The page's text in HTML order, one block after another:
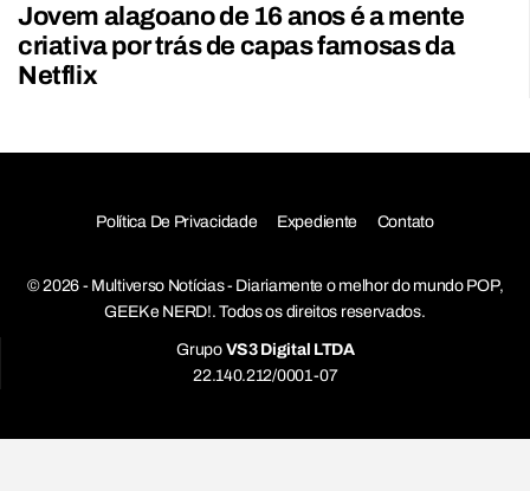
Jovem alagoano de 16 anos é a mente
criativa por trás de capas famosas da
Netflix
Política De Privacidade Expediente Contato
© 2026 - Multiverso Notícias - Diariamente o melhor do mundo POP,
GEEK e NERD!. Todos os direitos reservados.
Grupo VS3 Digital LTDA
22.140.212/0001-07